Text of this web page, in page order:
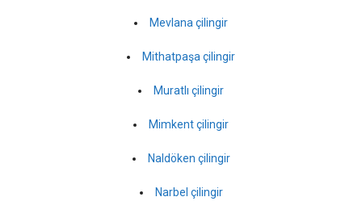
Mevlana çilingir
Mithatpaşa çilingir
Muratlı çilingir
Mimkent çilingir
Naldöken çilingir
Narbel çilingir